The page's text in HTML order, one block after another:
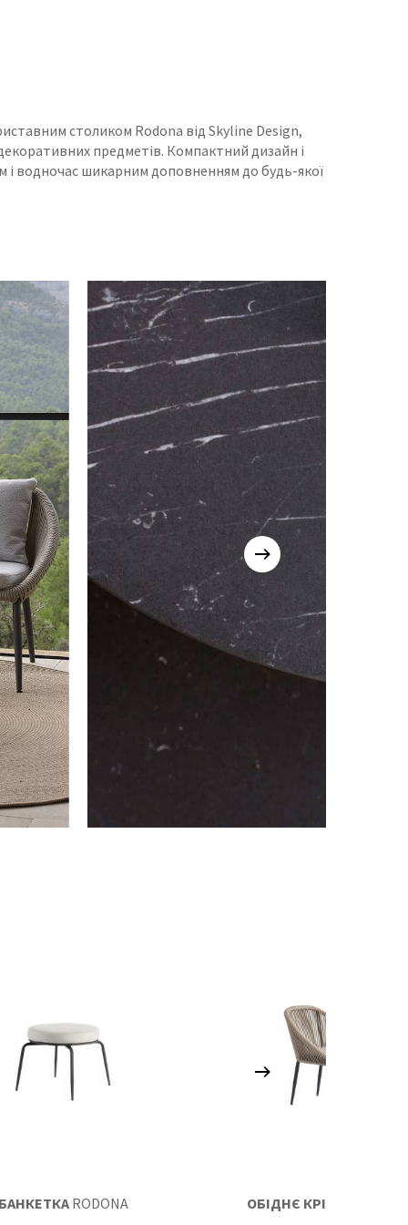
столиком Rodona від Skyline Design,
предметів. Компактний дизайн і
і водночас шикарним доповненням до будь-якої
БАНКЕТКАRODONA ОБІДНЄ КРІСЛО